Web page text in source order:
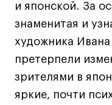
и японской. За
знаменитая и
художника
претерпели
зрителями в
яркие, почти